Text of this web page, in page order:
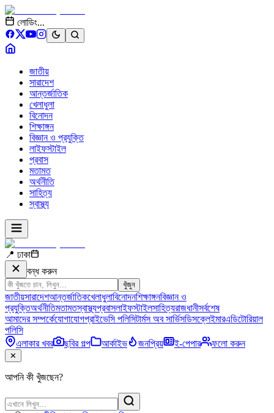
লোডিং...
জাতীয়
সারাদেশ
আন্তর্জাতিক
খেলাধুলা
বিনোদন
শিক্ষাঙ্গন
বিজ্ঞান ও প্রযুক্তি
লাইফস্টাইল
প্রবাস
মতামত
অর্থনীতি
সাহিত্য
স্বাস্থ্য
📍 ঢাকা
বন্ধ করুন
খুঁজুন
জাতীয়সারাদেশআন্তর্জাতিকখেলাধুলাবিনোদনশিক্ষাঙ্গনবিজ্ঞান ও
প্রযুক্তিঅর্থনীতিমতামতস্বাস্থ্যপ্রবাসলাইফস্টাইলসাহিত্যরাজধানীসর্বশেষ
আমাদের সম্পর্কেযোগাযোগপ্রাইভেসি পলিসিটার্মস অব সার্ভিসডিসক্লেইমারএডিটোরিয়াল
পলিসি
এলাকার খবর
ছবির গল্প আর্কাইভ জনপ্রিয় ই-পেপার ফলো করুন
✕
আপনি কী খুঁজছেন?